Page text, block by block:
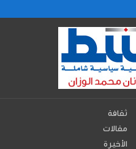
ثقافة
مقالات
الأخيرة